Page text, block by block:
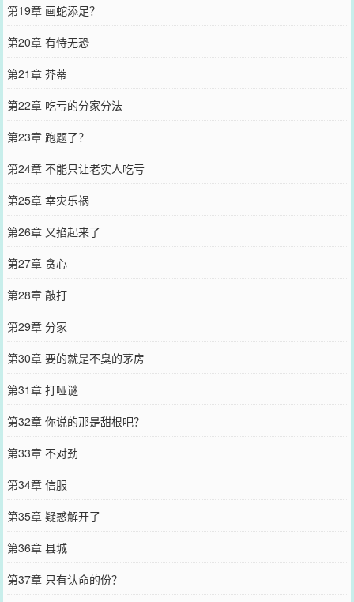
第19章 画蛇添足？
第20章 有恃无恐
第21章 芥蒂
第22章 吃亏的分家分法
第23章 跑题了？
第24章 不能只让老实人吃亏
第25章 幸灾乐祸
第26章 又掐起来了
第27章 贪心
第28章 敲打
第29章 分家
第30章 要的就是不臭的茅房
第31章 打哑谜
第32章 你说的那是甜根吧？
第33章 不对劲
第34章 信服
第35章 疑惑解开了
第36章 县城
第37章 只有认命的份？